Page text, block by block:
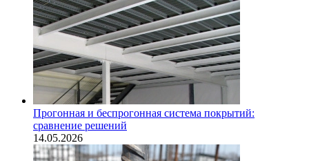
Прогонная и беспрогонная система покрытий:
сравнение решений
14.05.2026